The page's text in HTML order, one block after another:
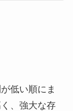
低い順にま
、強大な存